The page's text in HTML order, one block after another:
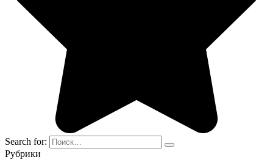
Search for:
Рубрики